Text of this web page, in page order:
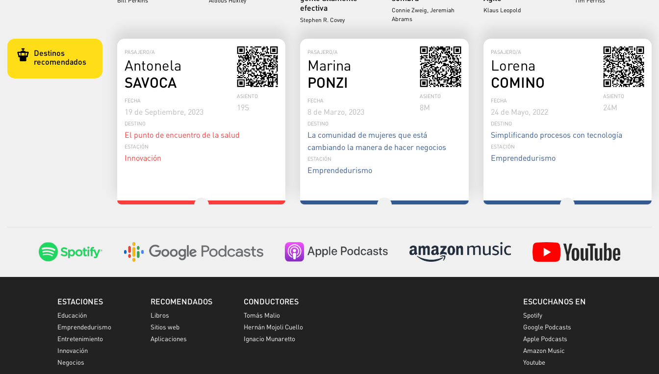
efectiva
Stephen R. Covey
Connie Zweig, Jeremiah
Abrams
Klaus Leopold
Destinos
recomendados
PASAJERO/A
Antonela
SAVOCA
FECHA
19 de Septiembre, 2023
ASIENTO
19S
DESTINO
El punto de encuentro de la salud
ESTACIÓN
Innovación
PASAJERO/A
Marina
PONZI
FECHA
8 de Marzo, 2023
ASIENTO
8M
DESTINO
La comunidad de mujeres que está
cambiando la manera de hacer negocios
ESTACIÓN
Emprendedurismo
PASAJERO/A
Lorena
COMINO
FECHA
24 de Mayo, 2022
ASIENTO
24M
DESTINO
Simplificando procesos con tecnología
ESTACIÓN
Emprendedurismo
ESTACIONES
Educación
Emprendedurismo
Entretenimiento
Innovación
Negocios
RECOMENDADOS
Libros
Sitios web
Aplicaciones
CONDUCTORES
Tomás Malio
Hernán Mojoli Cuello
Ignacio Munaretto
ESCUCHANOS EN
Spotify
Google Podcasts
Apple Podcasts
Amazon Music
Youtube